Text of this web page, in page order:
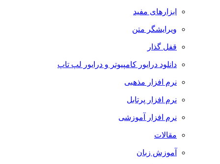
ابزارهای مفید
ویرایشگر متن
قفل گذار
دانلود درایور کامپیوتر و درایور لپ تاپ
نرم افزار مذهبی
نرم افزار پرتابل
نرم افزار آموزشی
مقالات
آموزش زبان